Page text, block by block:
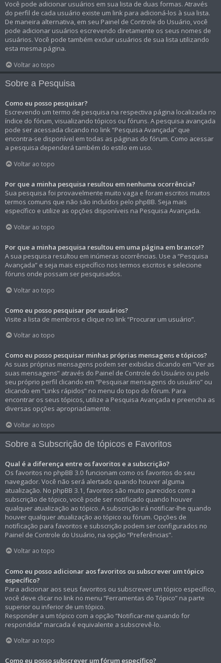
Você pode adicionar usuários em sua lista de duas formas. Através
do perfil de cada usuário existe um link para adicioná-los à sua lista.
De maneira alternativa, em seu Painel de Controle do Usuário, você
pode adicionar usuários escrevendo diretamente os seus nomes de
usuários. Você pode também excluir usuários de sua lista utilizando
esta mesma página.
Voltar ao topo
Sobre a Pesquisa
Como eu posso pesquisar?
Escrevendo um termo de pesquisa na respectiva página localizada no
índice do fórum, visualizando tópicos ou fóruns. A pesquisa avançada
pode ser acessada clicando no link “Pesquisa Avançada” que
encontra-se disponível em todas as páginas do fórum. Como acessar
a pesquisa dependerá também do estilo em uso.
Voltar ao topo
Por que a minha pesquisa resultou em nenhuma ocorrência?
Sua pesquisa foi provavelmente muito vaga e foram escritos muitos
termos comuns que não são incluídos pelo phpBB. Seja mais
específico e utilize as opções disponíveis na Pesquisa Avançada.
Voltar ao topo
Por que a minha pesquisa resultou em uma página em branco!?
A sua pesquisa resultou em inúmeras ocorrências. Use a “Pesquisa
Avançada” e seja mais específico nos termos escritos e selecione
fóruns onde possam ser pesquisados.
Voltar ao topo
Como eu posso pesquisar por usuários?
Visite a lista de membros e clique no link “Procurar um usuário”.
Voltar ao topo
Como eu posso pesquisar minhas próprias mensagens e tópicos?
As suas próprias mensagens podem ser exibidas clicando em “Ver as
suas mensagens” através do Painel de Controle do Usuário ou pelo
seu próprio perfil clicando em “Pesquisar mensagens do usuário” ou
clicando em “Links rápidos” no menu do topo do fórum. Para
encontrar os seus tópicos, utilize a Pesquisa Avançada e preencha as
diversas opções apropriadamente.
Voltar ao topo
Sobre a Subscrição de tópicos e Favoritos
Qual é a diferença entre os favoritos e a subscrição?
Os favoritos no phpBB 3.0 funcionam como os favoritos do seu
navegador. Você não será alertado quando houver alguma
atualização. No phpBB 3.1, favoritos são muito parecidos com a
subscrição de tópico, você pode ser notificado quando houver
qualquer atualização ao tópico. A subscrição irá notificar-lhe quando
houver qualquer atualização ao tópico ou fórum. Opções de
notificação para favoritos e subscrição podem ser configurados no
Painel de Controle do Usuário, na opção “Preferências”.
Voltar ao topo
Como eu posso adicionar aos favoritos ou subscrever um tópico
específico?
Para adicionar aos seus favoritos ou subscrever um tópico específico,
você deve clicar no link no menu “Ferramentas do Tópico” na parte
superior ou inferior de um tópico.
Responder a um tópico com a opção “Notificar-me quando for
respondida” marcada é equivalente a subscrevê-lo.
Voltar ao topo
Como eu posso subscrever um fórum específico?